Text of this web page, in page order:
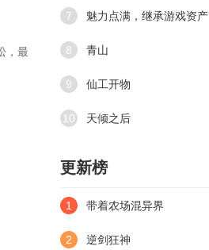
，最
7 魅力点满，继承游戏资产
8 青山
9 仙工开物
10 天倾之后
更新榜
1 带着农场混异界
2 逆剑狂神